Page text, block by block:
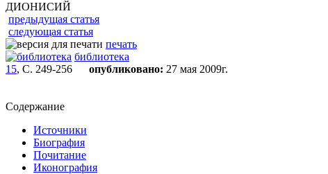
ДИОНИСИЙ
предыдущая статья
следующая статья
печать
библиотека
15, С. 249-256 опубликовано: 27 мая 2009г.
Содержание
Источники
Биография
Почитание
Иконография